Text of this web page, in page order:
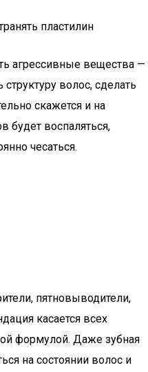
пластилин
агрессивные вещества —
волос, сделать
скажется и на
будет воспаляться,
чесаться.
пятновыводители,
касается всех
формулой. Даже зубная
на состоянии волос и